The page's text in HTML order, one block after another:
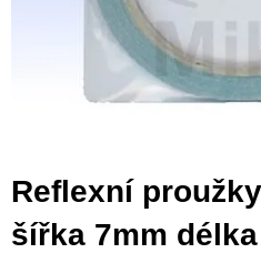
Reflexní
šířka 7mm